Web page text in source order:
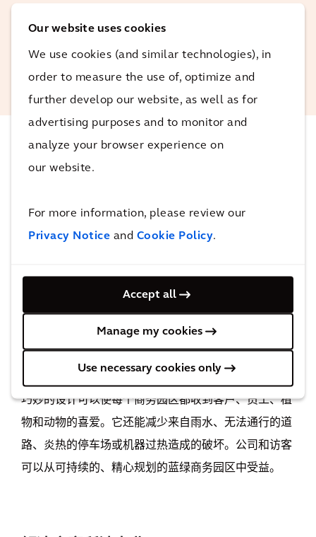
Our website uses cookies
We use cookies (and similar technologies), in
order to measure the use of, optimize and
further develop our website, as well as for
advertising purposes and to monitor and
analyze your browser experience on
our website.
For more information, please review our
Privacy Notice and Cookie Policy.
Accept all
Manage my cookies
Use necessary cookies only
Expert sustainable design and
development at Arcadis
影响
公司、员工和访客都受益于可持续发展和精心规划的蓝
绿商务园区。
园区蓝绿基础设施的交付。我们始终致力于支持利益相
关者和环境的需求，因此我们从荷兰国家增长基金获得
了2600万欧元的“未来工作场所”项目，助力荷兰约
巧妙的设计可以使每个商务园区都收到客户、员工、植
物和动物的喜爱。它还能减少来自雨水、无法通行的道
路、炎热的停车场或机器过热造成的破坏。公司和访客
可以从可持续的、精心规划的蓝绿商务园区中受益。